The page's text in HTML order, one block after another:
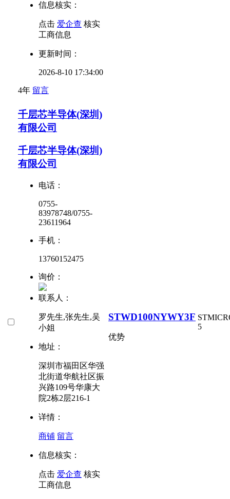
信息核实：
点击 爱企查 核实
工商信息
更新时间：
2026-8-10 17:34:00
4年 留言
千层芯半导体(深圳)
有限公司
千层芯半导体(深圳)
有限公司
电话：
0755-
83978748/0755-
23611964
手机：
13760152475
询价：
联系人：
罗先生,张先生,吴
小姐
地址：
深圳市福田区华强
北街道华航社区振
兴路109号华康大
院2栋2层216-1
详情：
商铺 留言
信息核实：
点击 爱企查 核实
工商信息
STWD100NYWY3F
优势
5